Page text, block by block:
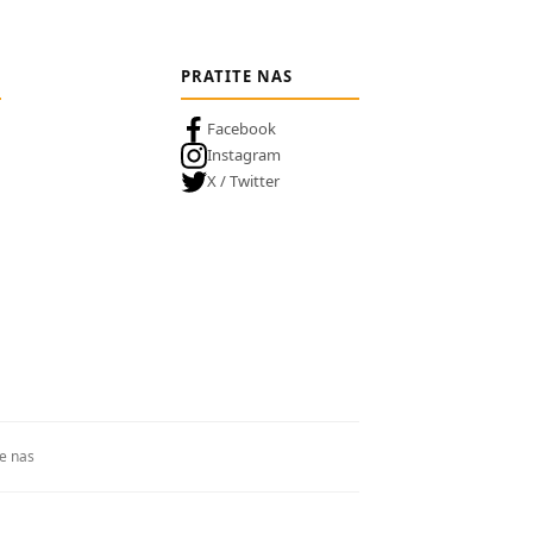
PRATITE NAS
Facebook
Instagram
X / Twitter
nas